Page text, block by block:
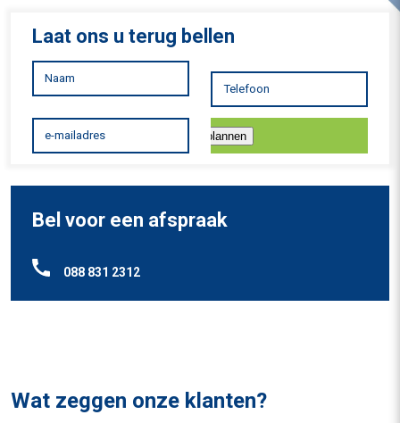
Laat ons u terug bellen
Inplannen
Bel voor een afspraak
088 831 2312
Wat zeggen onze klanten?